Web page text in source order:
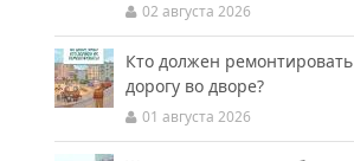
02 августа 2026
Кто должен ремонтировать
дорогу во дворе?
01 августа 2026